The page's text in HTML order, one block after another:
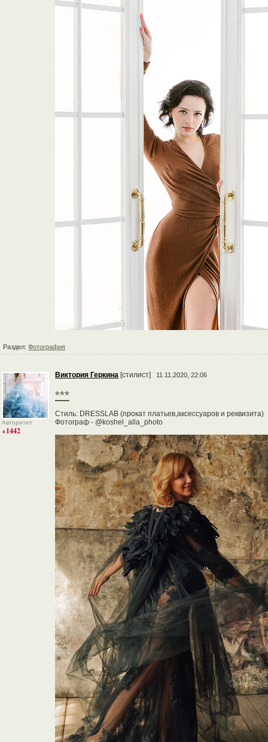
Раздел: Фотография
Авторитет
+1442
Виктория Геркина [стилист] 11.11.2020, 22:06
***
Стиль: DRESSLAB (прокат платьев,аксессуаров и реквизита)
Фотограф - @koshel_alla_photo